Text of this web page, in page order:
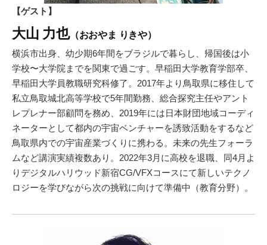
【ゲスト】
大山 力也（おおやま りきや）
横浜市出身、幼少期6年間をブラジルで暮らし、帰国後は小
学校〜大学院までを関東で過ごす。早稲田大学教育学部卒、
早稲田大学員教職研究科修了。2017年より鳥取県に移住して
私立鳥取城北高等学校で5年間勤務、総合探究主任やアント
レプレナー部顧問を務め、2019年には日本財団地域コーディ
ネーターとして都内の宇宙ベンチャーを誘致活動をするなど
鳥取県内での宇宙産業づくりに携わる。未来の先生フォーラ
ムなど講演実績複数あり。2022年3月に高校を退職、同4月よ
りデジタルハリウッド新宿CG/VFXコースにて新しいテクノ
ロジーを学びながら次の挑戦に向けて準備中（教育分野）。